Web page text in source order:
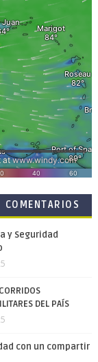
COMENTARIOS
y Seguridad
DEL PAÍS
con un compartir